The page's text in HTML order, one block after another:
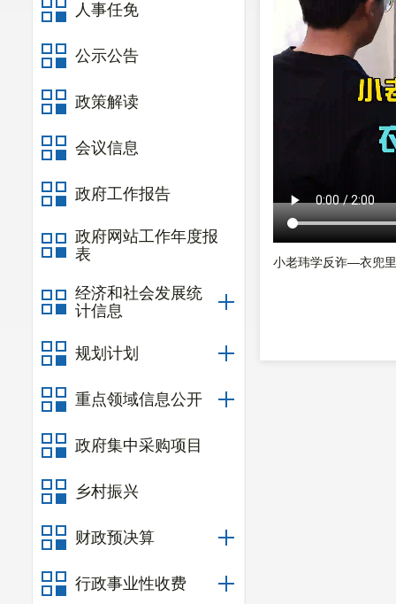
人事任免
公示公告
政策解读
会议信息
政府工作报告
政府网站工作年度报
表
经济和社会发展统
计信息
规划计划
重点领域信息公开
政府集中采购项目
乡村振兴
财政预决算
行政事业性收费
小老玮学反诈—衣兜